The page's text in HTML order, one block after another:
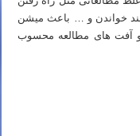
خواندن و … باعث میشن
آفت های مطالعه محسوب